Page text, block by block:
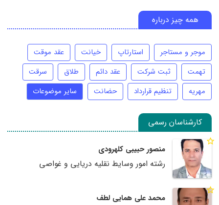
همه چیز درباره
موجر و مستاجر استارتاپ خیانت
عقد موقت
تهمت
ثبت شرکت عقد دائم طلاق
سرقت
مهریه
تنظیم قرارداد حضانت سایر موضوعات
کارشناسان رسمی
منصور حبیبی کلهرودی
رشته امور وسایط نقلیه دریایی و غواصی
محمد علی همایی لطف